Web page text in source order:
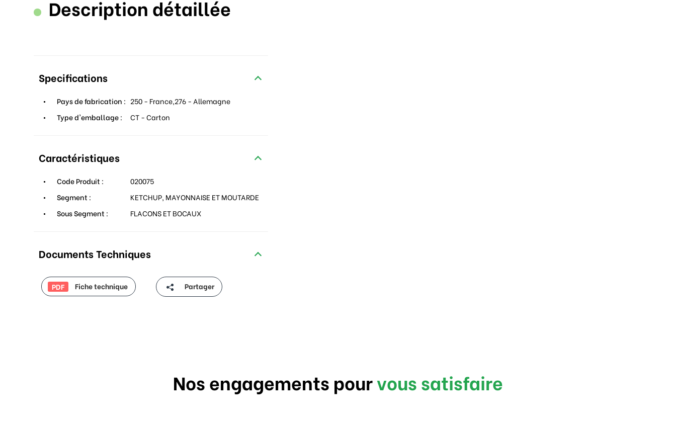
Description détaillée
Specifications
Pays de fabrication : 250 - France,276 - Allemagne
Type d'emballage :
CT - Carton
Caractéristiques
Code Produit :
020075
Segment :
KETCHUP, MAYONNAISE ET MOUTARDE
Sous Segment :
FLACONS ET BOCAUX
Documents Techniques
PDF Fiche technique Partager
Nos engagements pourvous satisfaire